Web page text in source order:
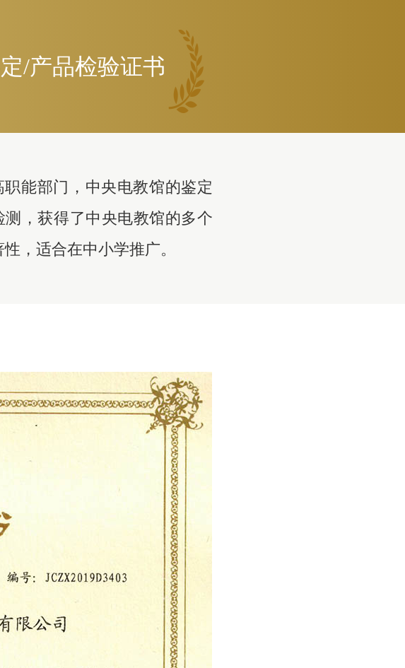
/产品检验证书
能部门，中央电教馆的鉴定
，获得了中央电教馆的多个
，适合在中小学推广。